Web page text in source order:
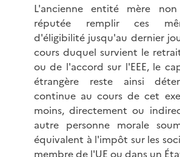
L'ancienne entité mère
réputée remplir ces
d'éligibilité jusqu'au dernier
cours duquel survient le
ou de l'accord sur l'EEE, le
étrangère reste ainsi
continue au cours de cet
moins, directement ou
autre personne morale
équivalent à l'impôt sur les
membre de l'UE ou dans un